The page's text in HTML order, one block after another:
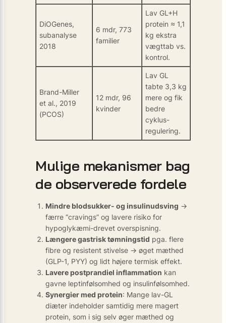
DiOGenes,
subanalyse
2018
6 mdr, 773
familier
Lav GL+H
protein ≈ 1,1
kg ekstra
vægttab vs.
kontrol.
Brand-Miller
et al., 2019
(PCOS)
12 mdr, 96
kvinder
Lav GL
tabte 3,3 kg
mere og fik
bedre
cyklus-
regulering.
Mulige mekanismer bag
de observerede fordele
Mindre blodsukker- og insulinudsving →
færre “cravings” og lavere risiko for
hypoglykæmi-drevet overspisning.
Længere gastrisk tømnings­tid pga. flere
fibre og resistent stivelse → øget mæthed
(GLP-1, PYY) og lidt højere termisk effekt.
Lavere postprandiel inflammation kan
gavne leptinfølsomhed og insulinfølsomhed.
Synergier med protein: Mange lav-GL
diæter indeholder samtidig mere magert
protein, som i sig selv øger mæthed og